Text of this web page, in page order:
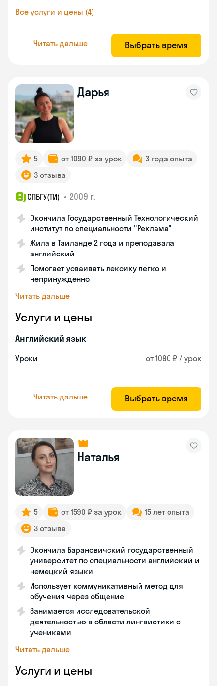
Все услуги и цены (4)
Читать дальше Выбрать время
Дарья
5 от 1090 ₽ за урок
3 года опыта
3 отзыва
СПБГУ(ТИ) • 2009 г.
Окончила Государственный Технологический
институт по специальности "Реклама"
Жила в Таиланде 2 года и преподавала
английский
Помогает усваивать лексику легко и
непринужденно
Читать дальше
Услуги и цены
Английский язык
Уроки от 1090 ₽ / урок
Читать дальше Выбрать время
Наталья
5 от 1590 ₽ за урок
15 лет опыта
3 отзыва
Окончила Барановичский государственный
университет по специальности английский и
немецкий языки
Использует коммуникативный метод для
обучения через общение
Занимается исследовательской
деятельностью в области лингвистики с
учениками
Читать дальше
Услуги и цены